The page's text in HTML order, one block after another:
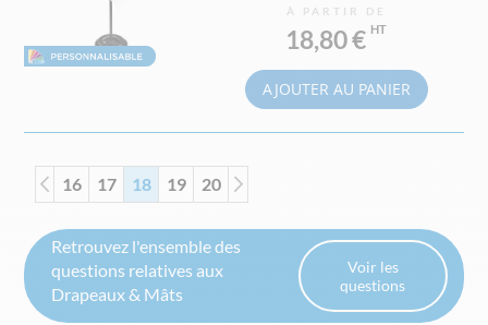
À PARTIR DE
18,80 €
AJOUTER AU PANIER
Page
Page
Précédent
Page
16 Page
17 Vous lisez actuellement la page
18 Page
19 Page
20
Retrouvez l'ensemble des
questions relatives aux
Drapeaux & Mâts
Voir les
questions